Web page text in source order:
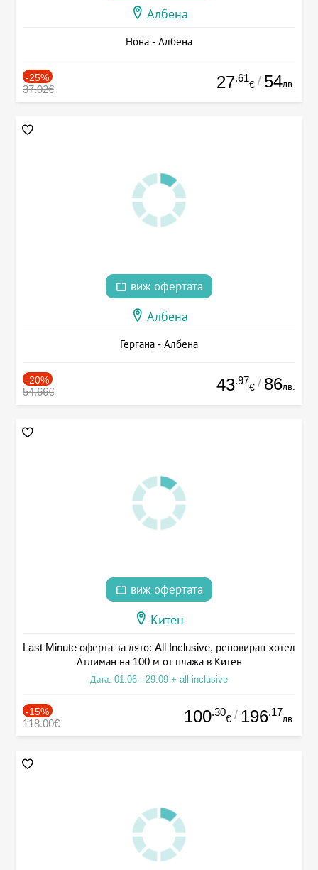
Албена
Нона - Албена
-25%
37.02€ 27.61
€ / 54лв.
виж офертата
Албена
Гергана - Албена
-20%
54.66€ 43.97
€ / 86лв.
виж офертата
Китен
Last Minute оферта за лято: All Inclusive, реновиран хотел
Атлиман на 100 м от плажа в Китен
Дата: 01.06 - 29.09 + all inclusive
-15%
118.00€ 100.30
€ / 196.17
лв.